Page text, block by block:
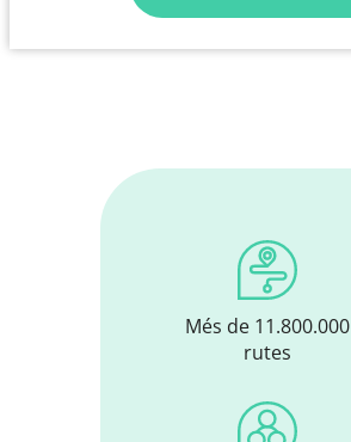
Més de 11.800.000
rutes